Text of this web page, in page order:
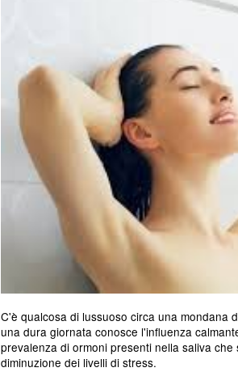
C'è qualcosa di lussuoso circa una mondana
una dura giornata conosce l'influenza
prevalenza di ormoni presenti nella saliva
diminuzione dei livelli di stress.